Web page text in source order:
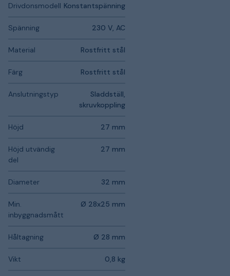
Drivdonsmodell Konstantspänning
Spänning 230 V, AC
Material Rostfritt stål
Färg Rostfritt stål
Anslutningstyp
Sladdställ,
skruvkoppling
Höjd 27 mm
Höjd utvändig
del
27 mm
Diameter 32 mm
Min.
inbyggnadsmått
Ø 28x25 mm
Håltagning Ø 28 mm
Vikt 0,8 kg